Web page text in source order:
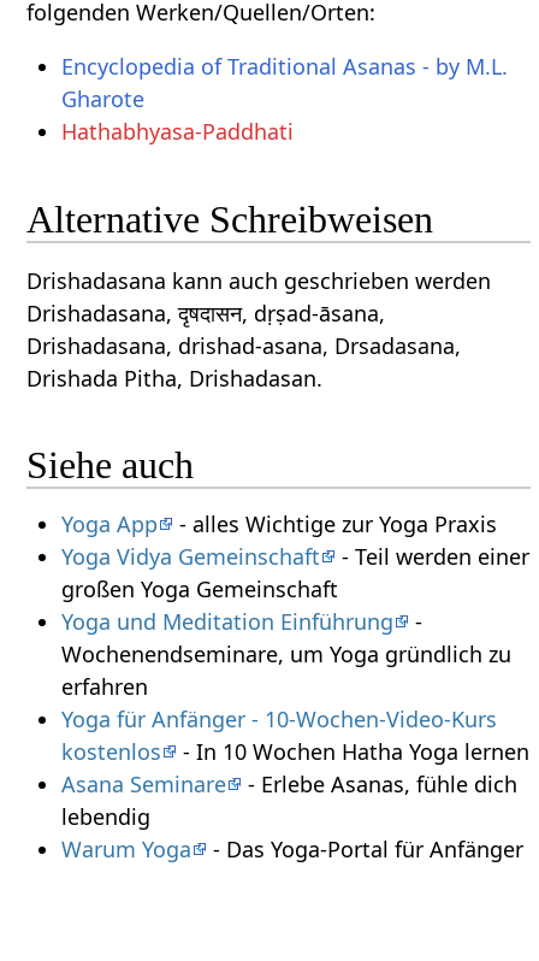
folgenden Werken/Quellen/Orten:
Encyclopedia of Traditional Asanas - by M.L.
Gharote
Hathabhyasa-Paddhati
Alternative Schreibweisen
Drishadasana kann auch geschrieben werden
Drishadasana, दृषदासन, dṛṣad-āsana,
Drishadasana, drishad-asana, Drsadasana,
Drishada Pitha, Drishadasan.
Siehe auch
Yoga App
- alles Wichtige zur Yoga Praxis
Yoga Vidya Gemeinschaft
- Teil werden einer
großen Yoga Gemeinschaft
Yoga und Meditation Einführung
-
Wochenendseminare, um Yoga gründlich zu
erfahren
Yoga für Anfänger - 10-Wochen-Video-Kurs
kostenlos
- In 10 Wochen Hatha Yoga lernen
Asana Seminare
- Erlebe Asanas, fühle dich
lebendig
Warum Yoga
- Das Yoga-Portal für Anfänger